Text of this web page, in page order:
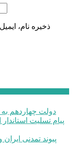
ذخیره نام،
دولت چهاردهم به